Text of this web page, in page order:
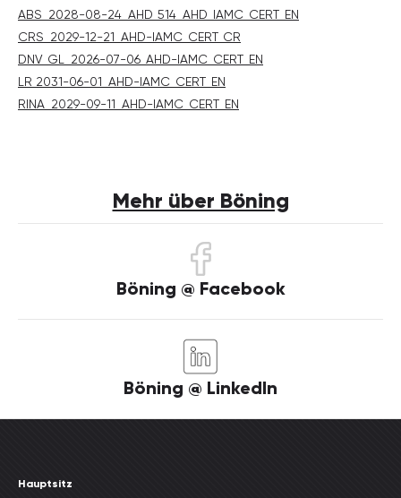
ABS_2028-08-24_AHD_514_AHD_IAMC_CERT_EN
CRS_2029-12-21_AHD-IAMC_CERT_CR
DNV_GL_2026-07-06_AHD-IAMC_CERT_EN
LR 2031-06-01_AHD-IAMC_CERT_EN
RINA_2029-09-11_AHD-IAMC_CERT_EN
Mehr über Böning
Böning @ Facebook
Böning @ LinkedIn
Hauptsitz